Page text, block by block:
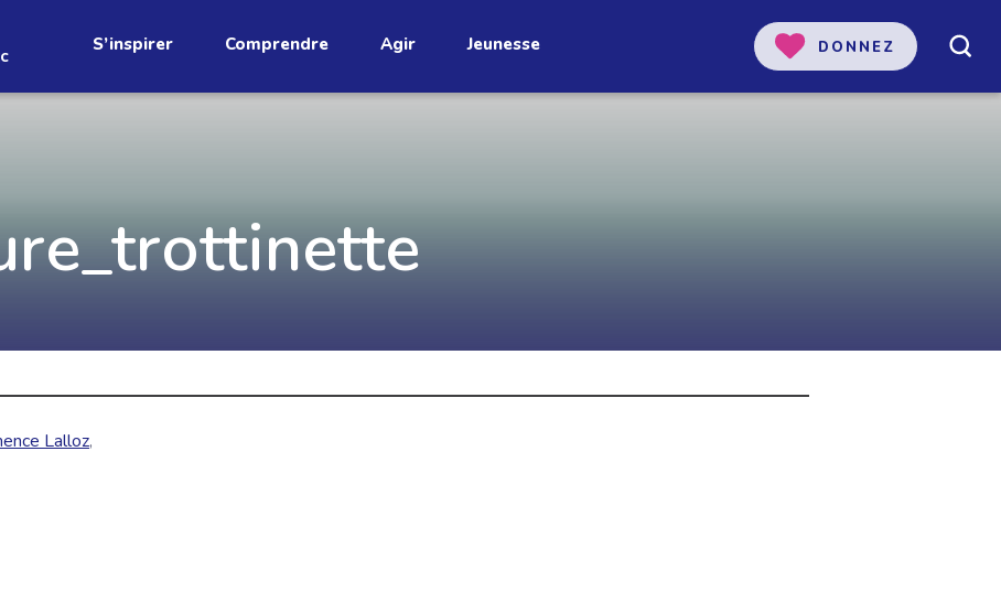
Découvrez notre
infolettre!
S’inspirer Comprendre Agir Jeunesse DONNEZ
Lalloz,